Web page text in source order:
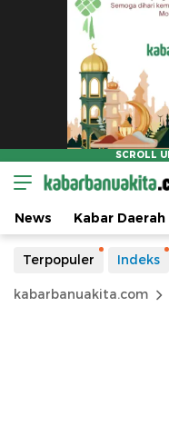
News Kabar Daerah
Terpopuler Indeks
kabarbanuakita.com